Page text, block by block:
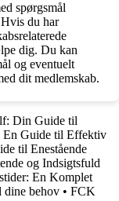
spørgsmål
du har
dig. Du kan
og eventuelt
dit medlemskab.
Din Guide til
En Guide til Effektiv
til Enestående
og Indsigtsfuld
En Komplet
dine behov • FCK